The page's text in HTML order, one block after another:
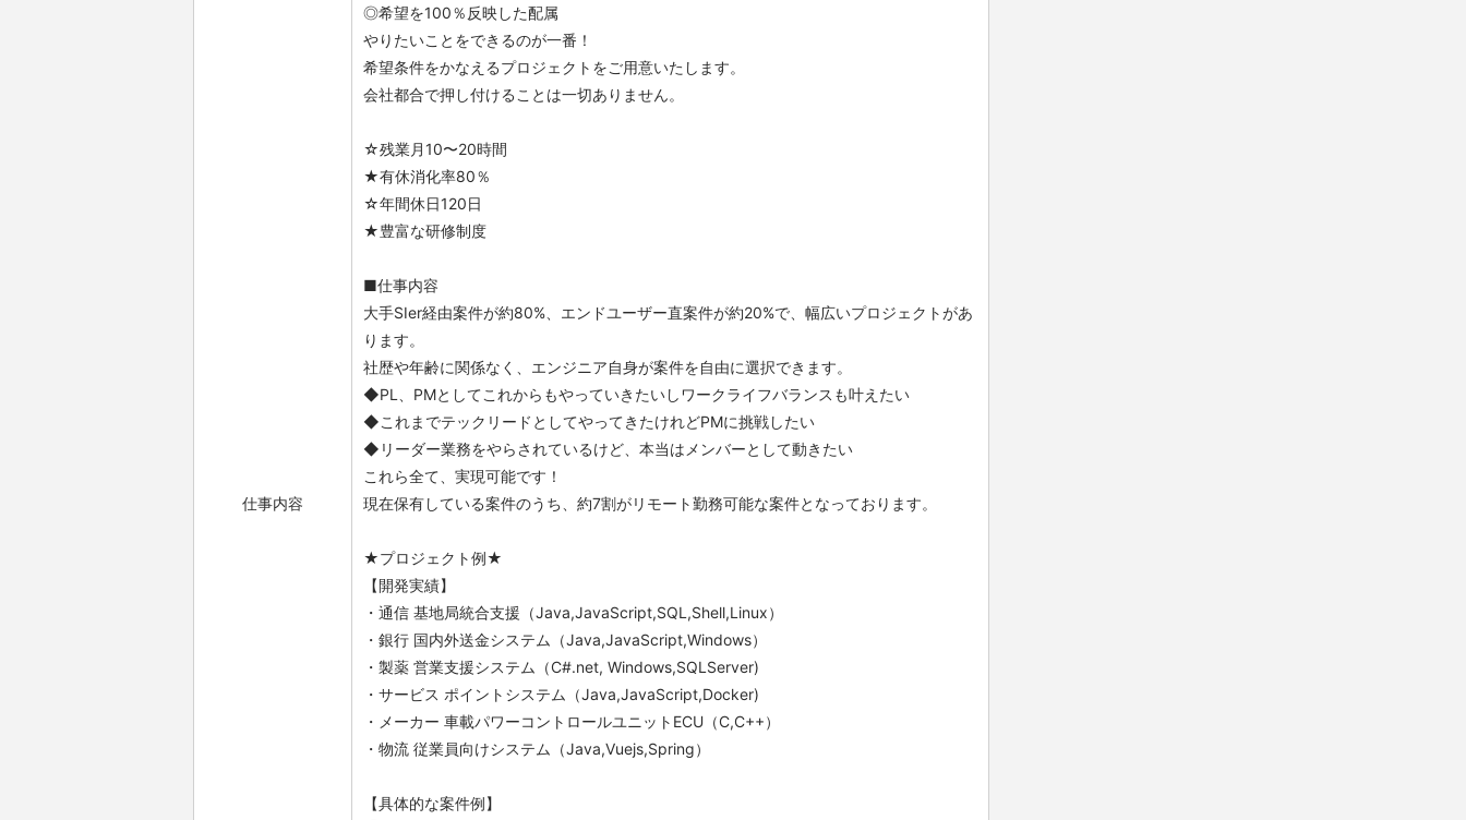
仕事内容
◎希望を100％反映した配属
やりたいことをできるのが一番！
希望条件をかなえるプロジェクトをご用意いたします。
会社都合で押し付けることは一切ありません。
☆残業月10〜20時間
★有休消化率80％
☆年間休日120日
★豊富な研修制度
■仕事内容
大手SIer経由案件が約80%、エンドユーザー直案件が約20%で、幅広いプロジェクトがあ
ります。
社歴や年齢に関係なく、エンジニア自身が案件を自由に選択できます。
◆PL、PMとしてこれからもやっていきたいしワークライフバランスも叶えたい
◆これまでテックリードとしてやってきたけれどPMに挑戦したい
◆リーダー業務をやらされているけど、本当はメンバーとして動きたい
これら全て、実現可能です！
現在保有している案件のうち、約7割がリモート勤務可能な案件となっております。
★プロジェクト例★
【開発実績】
・通信 基地局統合支援（Java,JavaScript,SQL,Shell,Linux）
・銀行 国内外送金システム（Java,JavaScript,Windows）
・製薬 営業支援システム（C#.net, Windows,SQLServer)
・サービス ポイントシステム（Java,JavaScript,Docker)
・メーカー 車載パワーコントロールユニットECU（C,C++）
・物流 従業員向けシステム（Java,Vuejs,Spring）
【具体的な案件例】